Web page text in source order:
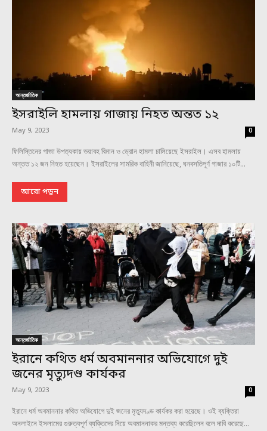
আন্তর্জাতিক
ইসরাইলি হামলায় গাজায় নিহত অন্তত ১২
May 9, 2023 0
ফিলিস্তিনের গাজা উপত্যকায় ভয়াবহ বিমান ও ড্রোন হামলা চালিয়েছে ইসরাইল। এসব হামলায়
অন্তত ১২ জন নিহত হয়েছেন। ইসরাইলের সামরিক বাহিনী জানিয়েছে, ঘনবসতিপূর্ণ গাজার ১০টি...
আরো পড়ুন
আন্তর্জাতিক
ইরানে কথিত ধর্ম অবমাননার অভিযোগে দুই
জনের মৃত্যুদণ্ড কার্যকর
May 9, 2023 0
ইরানে ধর্ম অবমাননার কথিত অভিযোগে দুই জনের মৃত্যুদণ্ড কার্যকর করা হয়েছে। ওই ব্যক্তিরা
অনলাইনে ইসলামের গুরুত্বপূর্ণ ব্যক্তিদের নিয়ে অবমাননাকর মন্তব্য করেছিলেন বলে দাবি করেছে...